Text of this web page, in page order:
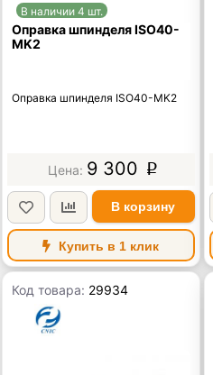
В наличии 4 шт.
Оправка шпинделя ISO40-
MK2
Оправка шпинделя ISO40-MK2
9 300 p
В корзину
Купить в 1 клик
Код товара: 29934